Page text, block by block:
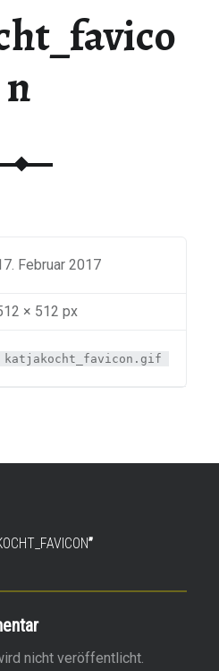
n
Februar 2017
× 512 px
katjakocht_favicon.gif
”
nicht veröffentlicht.